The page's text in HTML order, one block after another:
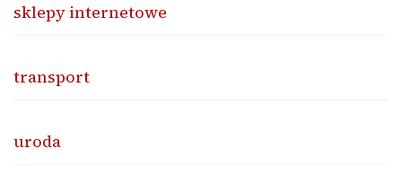
sklepy internetowe
transport
uroda